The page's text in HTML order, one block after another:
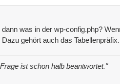
was in der wp-config.php?
gehört auch das Tabellenpräfix.
ist schon halb beantwortet."